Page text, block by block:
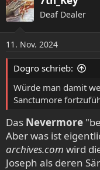
Deaf Dealer
11. Nov. 2024
Dogro schrieb:
Würde man damit
Sanctumore
Das Nevermore
Aber was ist
archives.com wird
Joseph als deren